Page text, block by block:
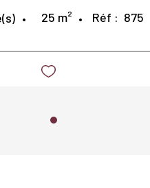
25 m² Réf : 875